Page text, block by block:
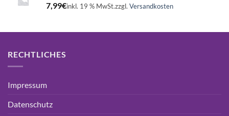
7,99€inkl. 19 % MwSt.zzgl. Versandkosten
RECHTLICHES
Impressum
Datenschutz